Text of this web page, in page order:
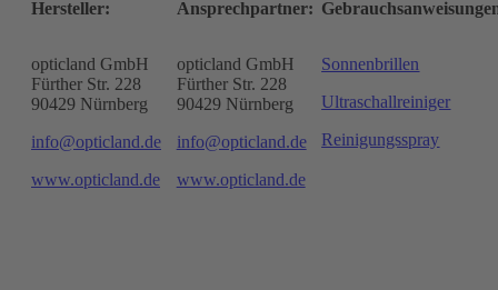
Hersteller:
opticland GmbH
Fürther Str. 228
90429 Nürnberg
info@opticland.de
www.opticland.de
Ansprechpartner:
opticland GmbH
Fürther Str. 228
90429 Nürnberg
info@opticland.de
www.opticland.de
Sonnenbrillen
Ultraschallreiniger
Reinigungsspray